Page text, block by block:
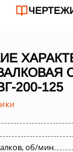
200-125
об/мин